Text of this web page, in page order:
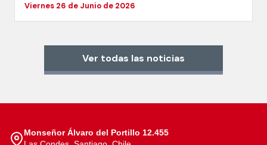
Viernes 26 de Junio de 2026
Ver todas las noticias
Monseñor Álvaro del Portillo 12.455